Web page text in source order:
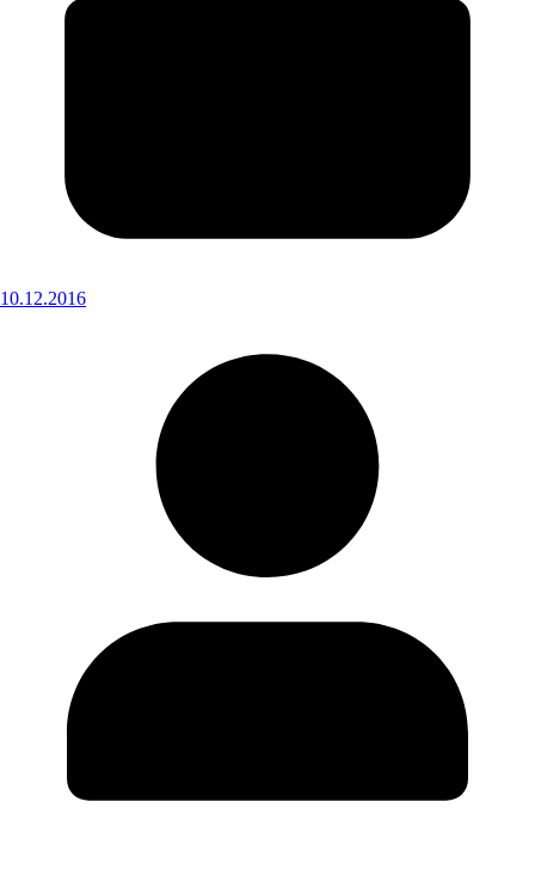
10.12.2016